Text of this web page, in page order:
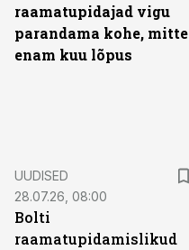
raamatupidajad vigu
parandama kohe, mitte
enam kuu lõpus
UUDISED
28.07.26, 08:00
Bolti
raamatupidamislikud